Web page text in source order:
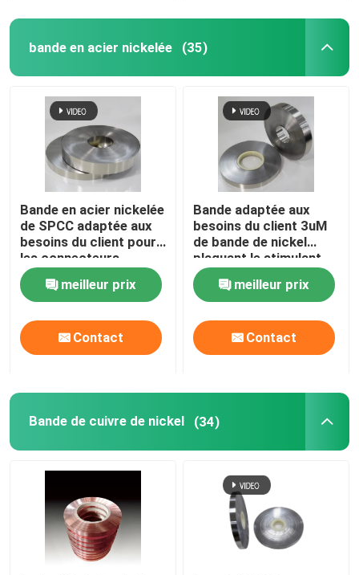
Maison
Produits
Au sujet de nous
bande en acier nickelée (35)
Bande en acier nickelée
de SPCC adaptée aux
besoins du client pour
les connecteurs
électroniques
meilleur prix
Contact
Bande adaptée aux
besoins du client 3uM
de bande de nickel
plaquant le stimulant
d'épaisseur et le
composé inférieur
meilleur prix
Contact
Bande de cuivre de nickel (34)